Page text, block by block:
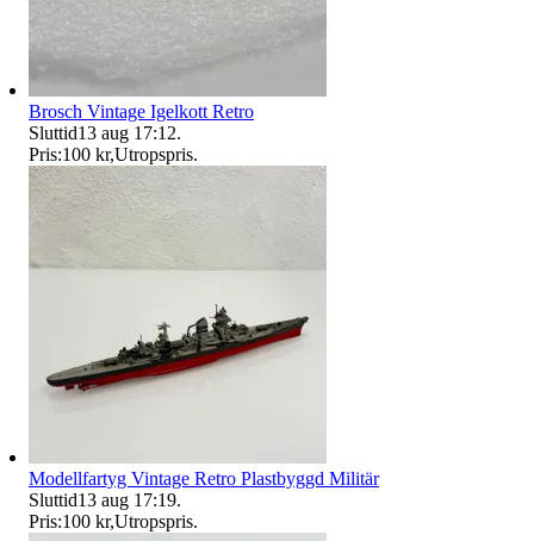
Brosch Vintage Igelkott Retro
Sluttid13 aug 17:12.
Pris:100 kr,Utropspris.
Modellfartyg Vintage Retro Plastbyggd Militär
Sluttid13 aug 17:19.
Pris:100 kr,Utropspris.